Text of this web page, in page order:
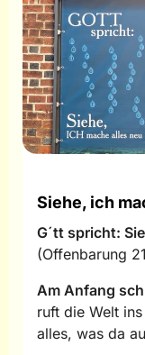
Siehe, ich
G´tt spricht:
(Offenbarung
Am Anfang
ruft die Welt
alles, was da